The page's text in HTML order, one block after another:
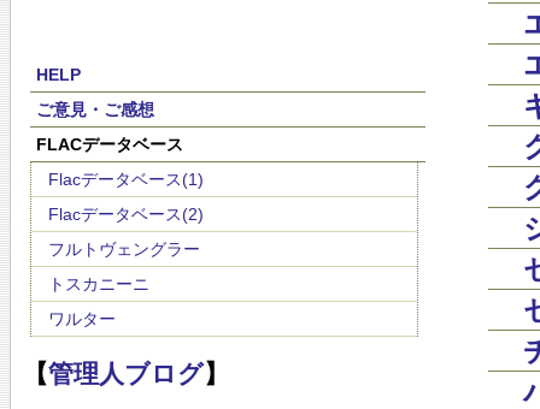
HELP
ご意見・ご感想
FLACデータベース
Flacデータベース(1)
Flacデータベース(2)
フルトヴェングラー
トスカニーニ
ワルター
【管理人ブログ】